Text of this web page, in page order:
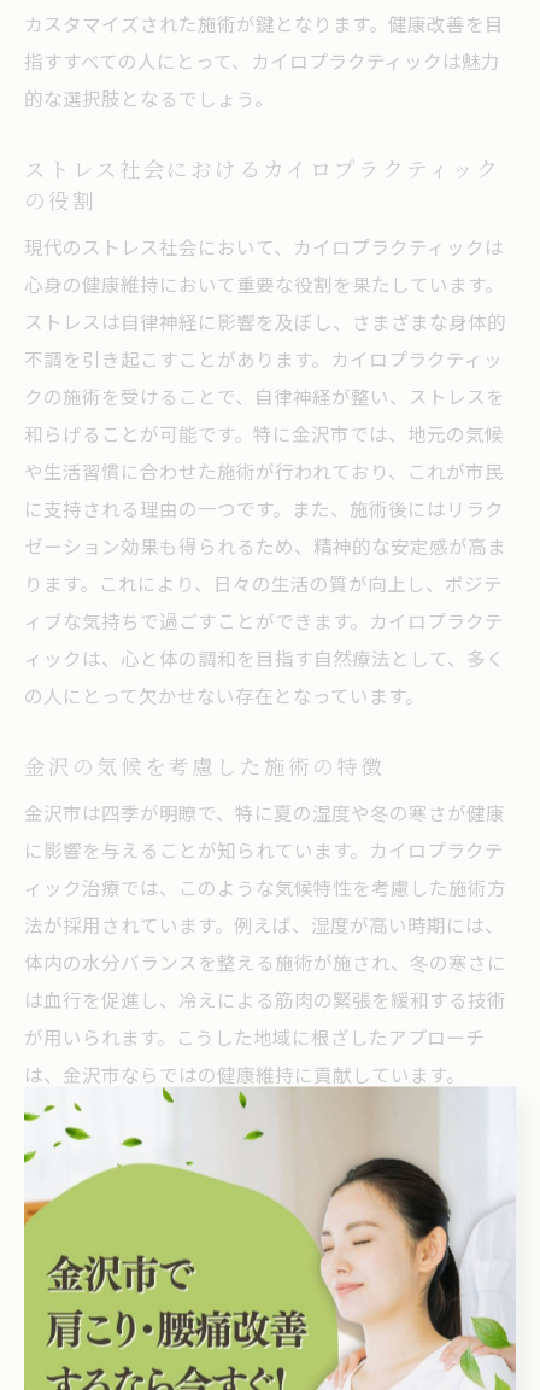
カスタマイズされた施術が鍵となります。健康改善を目
指すすべての人にとって、カイロプラクティックは魅力
的な選択肢となるでしょう。
ストレス社会におけるカイロプラクティック
の役割
現代のストレス社会において、カイロプラクティックは
心身の健康維持において重要な役割を果たしています。
ストレスは自律神経に影響を及ぼし、さまざまな身体的
不調を引き起こすことがあります。カイロプラクティッ
クの施術を受けることで、自律神経が整い、ストレスを
和らげることが可能です。特に金沢市では、地元の気候
や生活習慣に合わせた施術が行われており、これが市民
に支持される理由の一つです。また、施術後にはリラク
ゼーション効果も得られるため、精神的な安定感が高ま
ります。これにより、日々の生活の質が向上し、ポジテ
ィブな気持ちで過ごすことができます。カイロプラクテ
ィックは、心と体の調和を目指す自然療法として、多く
の人にとって欠かせない存在となっています。
金沢の気候を考慮した施術の特徴
金沢市は四季が明瞭で、特に夏の湿度や冬の寒さが健康
に影響を与えることが知られています。カイロプラクテ
ィック治療では、このような気候特性を考慮した施術方
法が採用されています。例えば、湿度が高い時期には、
体内の水分バランスを整える施術が施され、冬の寒さに
は血行を促進し、冷えによる筋肉の緊張を緩和する技術
が用いられます。こうした地域に根ざしたアプローチ
は、金沢市ならではの健康維持に貢献しています。
効果を実感した金沢市民の声
金沢市でカイロプラクティック治療を受けた多くの市民
が、その効果を実感しています。特に姿勢の改善やスト
レスの軽減を実感するケースが多く、慢性的な肩こりや
腰痛に悩む方々からは、日常生活での快適さが向上した
という声が寄せられています。また、地域特有の気候を
考慮した施術がもたらす安心感から、リラックス効果も